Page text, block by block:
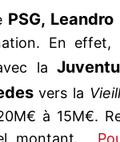
PSG,
En effet,
la
vers la
à 15M€.
montant.